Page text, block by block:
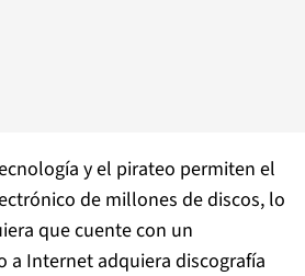
y el pirateo permiten el
de millones de discos, lo
que cuente con un
a Internet adquiera discografía